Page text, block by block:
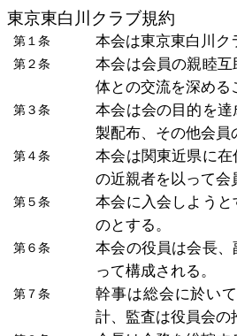
東京東白川クラブ規約
第１条 本会は東京東白川ク
第２条
本会は会員の親睦
体との交流を深める
第３条
本会は会の目的を
製配布、その他会員
第４条
本会は関東近県に
の近親者を以って会
第５条
本会に入会しよう
のとする。
第６条
本会の役員は会長
って構成される。
第７条
幹事は総会に於い
計、監査は役員会の